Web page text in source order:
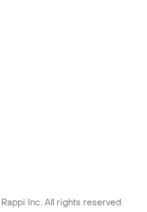
Rappi Inc. All rights reserved.